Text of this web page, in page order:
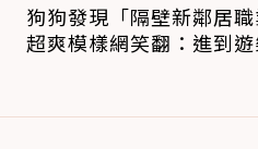
狗狗發現「隔壁新鄰居
超爽模樣網笑翻：進到